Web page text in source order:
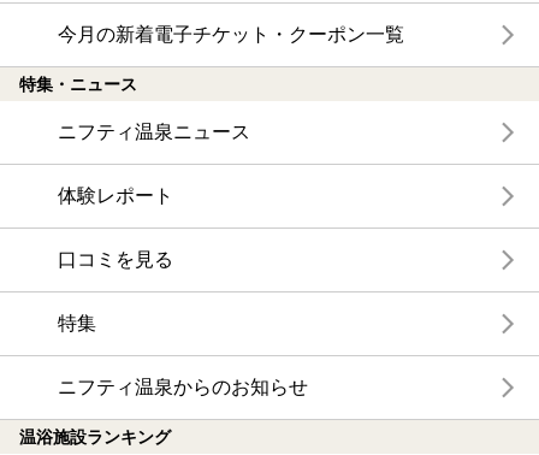
今月の新着電子チケット・クーポン一覧
特集・ニュース
ニフティ温泉ニュース
体験レポート
口コミを見る
特集
ニフティ温泉からのお知らせ
温浴施設ランキング